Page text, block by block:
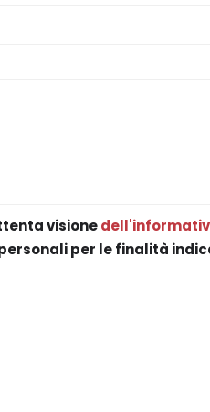
visione
per le finalità